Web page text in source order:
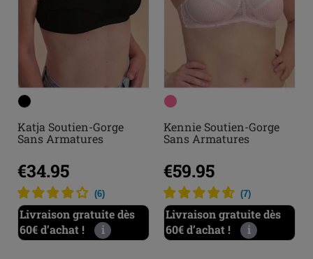
Katja Soutien-Gorge
Sans Armatures
€34.95
(6)
Livraison gratuite dès
60€ d’achat !
i
Kennie Soutien-Gorge
Sans Armatures
€59.95
(7)
Livraison gratuite dès
60€ d’achat !
i